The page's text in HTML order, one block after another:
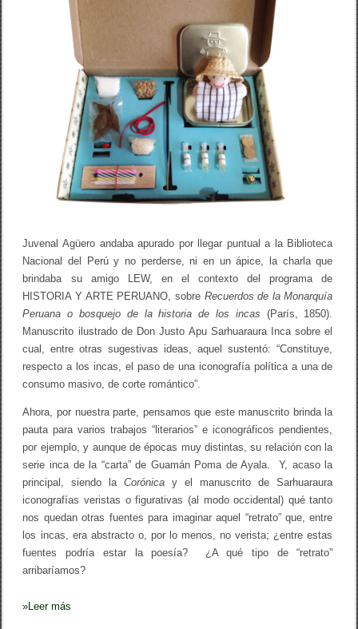
S
P
A
R
A
R
M
A
R
(
o
a
V
I
Juvenal Agüero andaba apurado por llegar puntual a la Biblioteca
Nacional del Perú y no perderse, ni en un ápice, la charla que
brindaba su amigo LEW, en el contexto del programa de
HISTORIA Y ARTE PERUANO, sobre Recuerdos de la Monarquía
Peruana o bosquejo de la historia de los incas (París, 1850).
Manuscrito ilustrado de Don Justo Apu Sarhuaraura Inca sobre el
cual, entre otras sugestivas ideas, aquel sustentó: “Constituye,
respecto a los incas, el paso de una iconografía política a una de
consumo masivo, de corte romántico”.
Ahora, por nuestra parte, pensamos que este manuscrito brinda la
pauta para varios trabajos “literarios” e iconográficos pendientes,
por ejemplo, y aunque de épocas muy distintas, su relación con la
serie inca de la “carta” de Guamán Poma de Ayala. Y, acaso la
principal, siendo laCorónica y el manuscrito de Sarhuaraura
iconografías veristas o figurativas (al modo occidental) qué tanto
nos quedan otras fuentes para imaginar aquel “retrato” que, entre
los incas, era abstracto o, por lo menos, no verista; ¿entre estas
fuentes podría estar la poesía? ¿A qué tipo de “retrato”
arribaríamos?
»Leer más